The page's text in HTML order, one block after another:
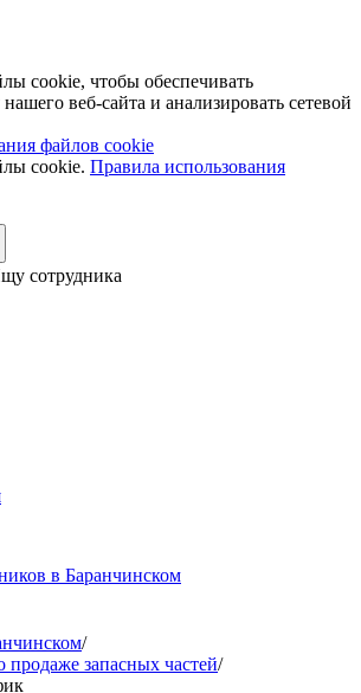
cookie, чтобы обеспечивать
веб-сайта и анализировать сетевой
файлов cookie
cookie. Правила использования
сотрудника
в Баранчинском
/
продаже запасных частей/